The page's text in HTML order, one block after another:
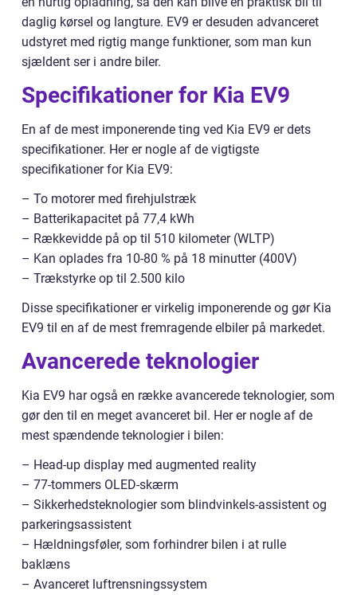
daglig kørsel og langture. EV9 er desuden advanceret
udstyret med rigtig mange funktioner, som man kun
sjældent ser i andre biler.
Specifikationer for Kia EV9
En af de mest imponerende ting ved Kia EV9 er dets
specifikationer. Her er nogle af de vigtigste
specifikationer for Kia EV9:
– To motorer med firehjulstræk
– Batterikapacitet på 77,4 kWh
– Rækkevidde på op til 510 kilometer (WLTP)
– Kan oplades fra 10-80 % på 18 minutter (400V)
– Trækstyrke op til 2.500 kilo
Disse specifikationer er virkelig imponerende og gør Kia
EV9 til en af de mest fremragende elbiler på markedet.
Avancerede teknologier
Kia EV9 har også en række avancerede teknologier, som
gør den til en meget avanceret bil. Her er nogle af de
mest spændende teknologier i bilen:
– Head-up display med augmented reality
– 77-tommers OLED-skærm
– Sikkerhedsteknologier som blindvinkels-assistent og
parkeringsassistent
– Hældningsføler, som forhindrer bilen i at rulle
baklæns
– Avanceret luftrensningssystem